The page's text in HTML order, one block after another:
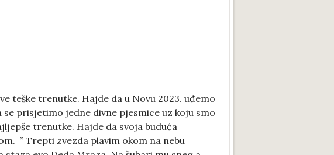
teške trenutke. Hajde da u Novu 2023. uđemo
se prisjetimo jedne divne pjesmice uz koju smo
trenutke. Hajde da svoja buduća
” Trepti zvezda plavim okom na nebu